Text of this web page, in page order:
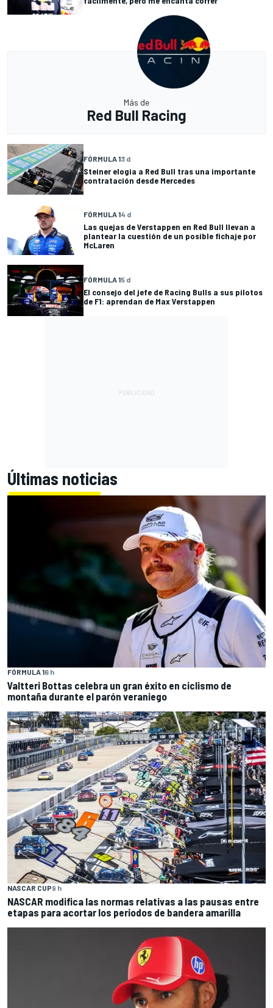
Más de
Red Bull Racing
FÓRMULA 13 d
Steiner elogia a Red Bull tras una importante
contratación desde Mercedes
FÓRMULA 14 d
Las quejas de Verstappen en Red Bull llevan a
plantear la cuestión de un posible fichaje por
McLaren
FÓRMULA 15 d
El consejo del jefe de Racing Bulls a sus pilotos
de F1: aprendan de Max Verstappen
Últimas noticias
FÓRMULA 16 h
Valtteri Bottas celebra un gran éxito en ciclismo de
montaña durante el parón veraniego
NASCAR CUP9 h
NASCAR modifica las normas relativas a las pausas entre
etapas para acortar los periodos de bandera amarilla